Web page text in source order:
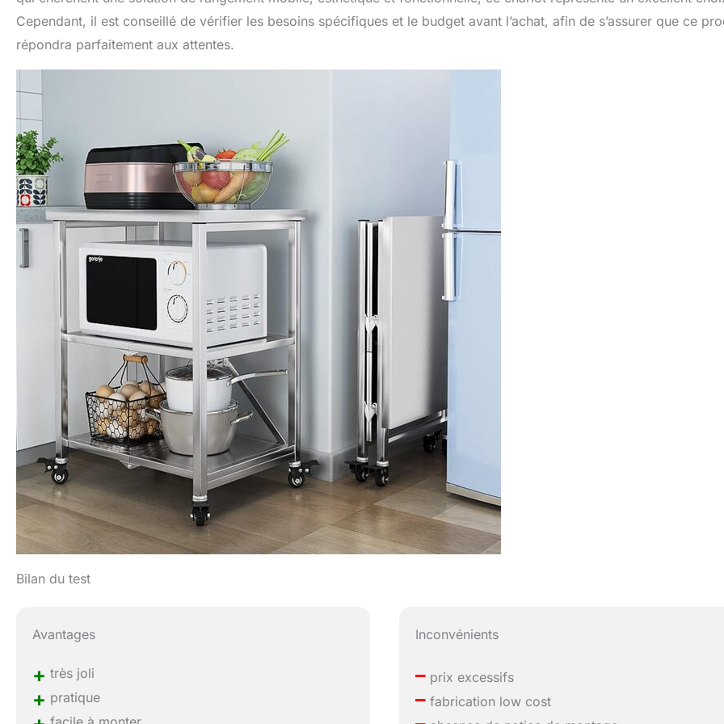
Cependant, il est conseillé de vérifier les besoins spécifiques et le budget avant l’achat, afin de s’assurer que ce
répondra parfaitement aux attentes.
Bilan du test
Avantages
+ très joli
+ pratique
Inconvénients
– prix excessifs
– fabrication low cost